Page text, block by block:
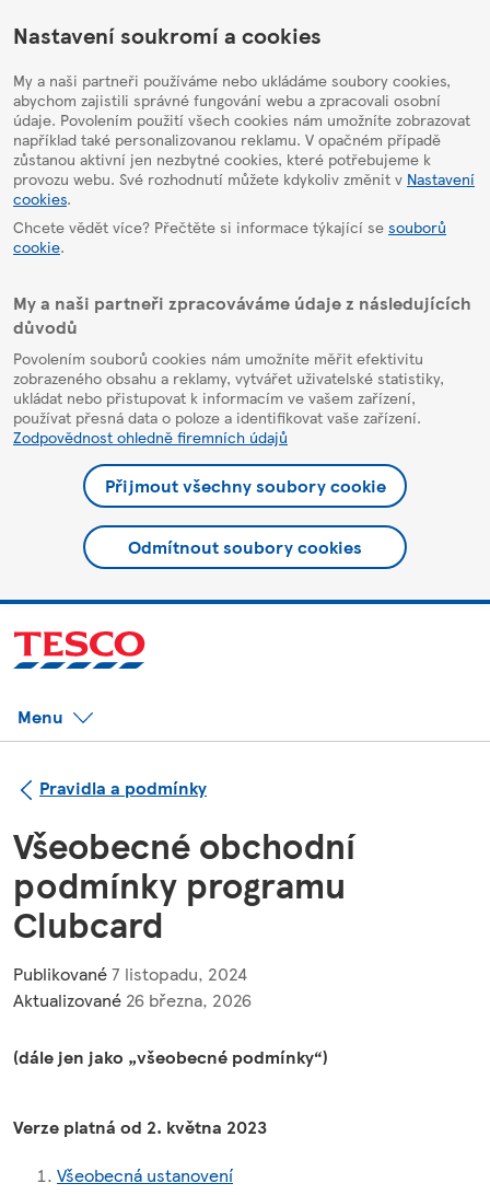
HelpPage
Nastavení soukromí a cookies
My a naši partneři používáme nebo ukládáme soubory cookies,
abychom zajistili správné fungování webu a zpracovali osobní
údaje. Povolením použití všech cookies nám umožníte zobrazovat
například také personalizovanou reklamu. V opačném případě
zůstanou aktivní jen nezbytné cookies, které potřebujeme k
provozu webu. Své rozhodnutí můžete kdykoliv změnit v Nastavení
cookies.
Chcete vědět více? Přečtěte si informace týkající se souborů
cookie.
My a naši partneři zpracováváme údaje z následujících
důvodů
Povolením souborů cookies nám umožníte měřit efektivitu
zobrazeného obsahu a reklamy, vytvářet uživatelské statistiky,
ukládat nebo přistupovat k informacím ve vašem zařízení,
používat přesná data o poloze a identifikovat vaše zařízení.
Zodpovědnost ohledně firemních údajů
Přijmout všechny soubory cookie
Odmítnout soubory cookies
Menu
Pravidla a podmínky
Všeobecné obchodní
podmínky programu
Clubcard
Publikované7 listopadu, 2024
Aktualizované 26 března, 2026
(dále jen jako „všeobecné podmínky“)
Verze platná od 2. května 2023
Všeobecná ustanovení